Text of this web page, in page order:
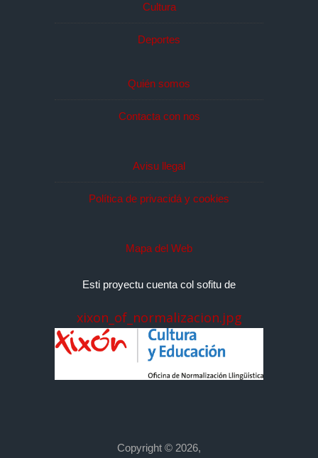
Cultura
Deportes
Quién somos
Contacta con nos
Avisu llegal
Política de privacidá y cookies
Mapa del Web
Esti proyectu cuenta col sofitu de
xixon_of_normalizacion.jpg
Copyright © 2026,